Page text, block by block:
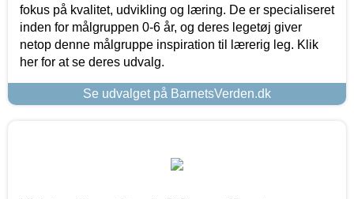
fokus på kvalitet, udvikling og læring. De er specialiseret
inden for målgruppen 0-6 år, og deres legetøj giver
netop denne målgruppe inspiration til lærerig leg. Klik
her for at se deres udvalg.
Se udvalget på BarnetsVerden.dk